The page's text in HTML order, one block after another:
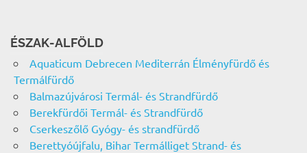
ÉSZAK-ALFÖLD
Aquaticum Debrecen Mediterrán Élményfürdő és
Termálfürdő
Balmazújvárosi Termál- és Strandfürdő
Berekfürdői Termál- és Strandfürdő
Cserkeszőlő Gyógy- és strandfürdő
Berettyóújfalu, Bihar Termálliget Strand- és